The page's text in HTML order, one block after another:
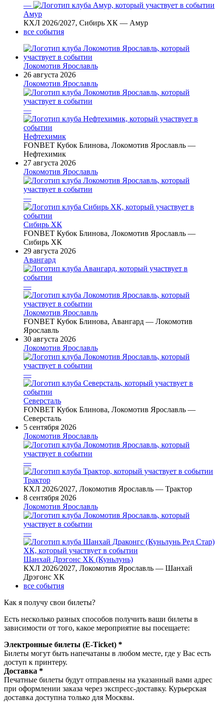
—
Амур
КХЛ 2026/2027, Сибирь ХК — Амур
все события
Локомотив Ярославль
26 августа 2026
Локомотив Ярославль
—
Нефтехимик
FONBET Кубок Блинова, Локомотив Ярославль —
Нефтехимик
27 августа 2026
Локомотив Ярославль
—
Сибирь ХК
FONBET Кубок Блинова, Локомотив Ярославль —
Сибирь ХК
29 августа 2026
Авангард
—
Локомотив Ярославль
FONBET Кубок Блинова, Авангард — Локомотив
Ярославль
30 августа 2026
Локомотив Ярославль
—
Северсталь
FONBET Кубок Блинова, Локомотив Ярославль —
Северсталь
5 сентября 2026
Локомотив Ярославль
—
Трактор
КХЛ 2026/2027, Локомотив Ярославль — Трактор
8 сентября 2026
Локомотив Ярославль
—
Шанхай Дрэгонс ХК (Куньлунь)
КХЛ 2026/2027, Локомотив Ярославль — Шанхай
Дрэгонс ХК
все события
Как я получу свои билеты?
Есть несколько разных способов получить ваши билеты в
зависимости от того, какое мероприятие вы посещаете:
Электронные билеты (E-Ticket) *
Билеты могут быть напечатаны в любом месте, где у Вас есть
доступ к принтеру.
Доставка *
Печатные билеты будут отправлены на указанный вами адрес
при оформлении заказа через экспресс-доставку. Курьерская
доставка доступна только для Москвы.